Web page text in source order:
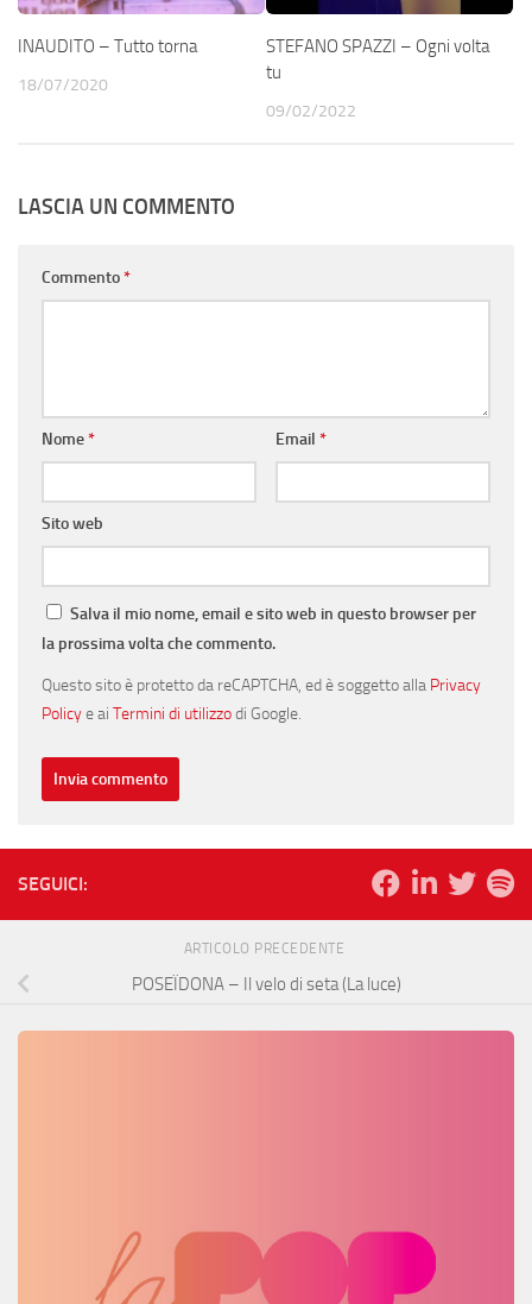
INAUDITO – Tutto torna
18/07/2020
STEFANO SPAZZI – Ogni volta
tu
09/02/2022
LASCIA UN COMMENTO
Commento*
Nome* Email *
Sito web
Salva il mio nome, email e sito web in questo browser per
la prossima volta che commento.
Questo sito è protetto da reCAPTCHA, ed è soggetto alla Privacy
Policye ai Termini di utilizzodi Google.
SEGUICI:
ARTICOLO PRECEDENTE
POSEÏDONA – Il velo di seta (La luce)